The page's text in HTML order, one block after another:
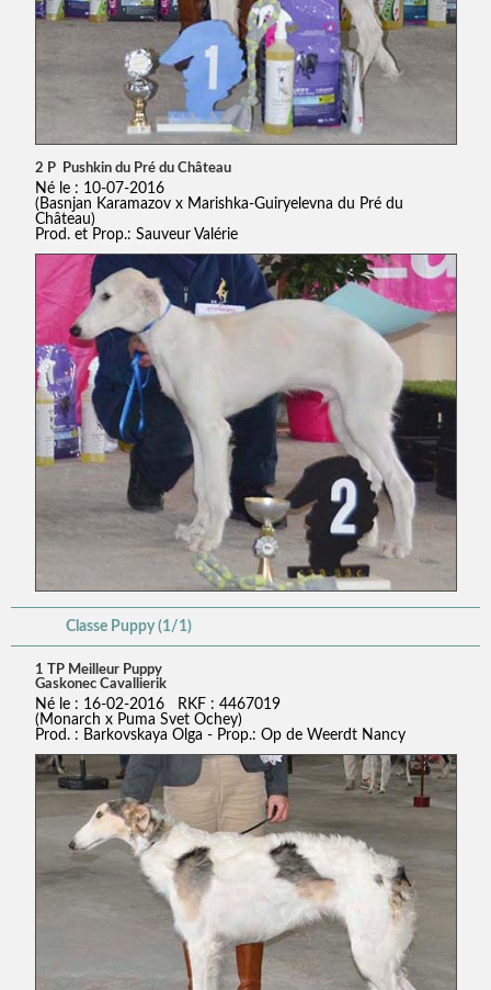
2 P Pushkin du Pré du Château
Né le : 10-07-2016
(Basnjan Karamazov x Marishka-Guiryelevna du Pré du
Château)
Prod. et Prop.: Sauveur Valérie
Classe Puppy (1/1)
1 TP Meilleur Puppy
Gaskonec Cavallierik
Né le : 16-02-2016 RKF : 4467019
(Monarch x Puma Svet Ochey)
Prod. : Barkovskaya Olga - Prop.: Op de Weerdt Nancy